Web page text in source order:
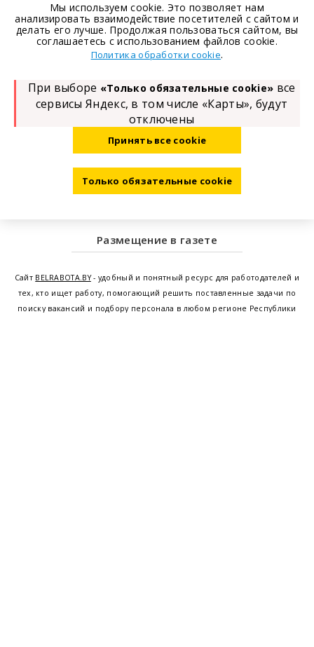
Размещение в газете
Сайт BELRABOTA.BY- удобный и понятный ресурс для работодателей и
тех, кто ищет работу, помогающий решить поставленные задачи по
поиску вакансий и подбору персонала в любом регионе Республики
Мы используем cookie. Это позволяет нам
анализировать взаимодействие посетителей с сайтом и
делать его лучше. Продолжая пользоваться сайтом, вы
соглашаетесь с использованием файлов cookie.
Политика обработки cookie.
При выборе «Только обязательные cookie» все
сервисы Яндекс, в том числе «Карты», будут
отключены
Принять все cookie
Только обязательные cookie